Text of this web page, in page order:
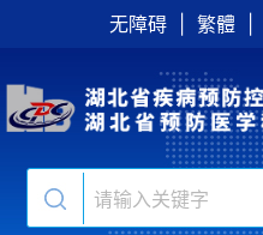
无障碍 繁體